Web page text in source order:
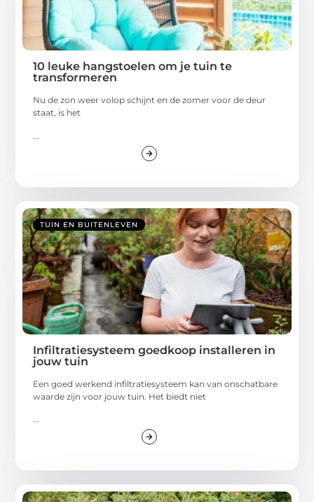
10 leuke hangstoelen om je tuin te
transformeren
Nu de zon weer volop schijnt en de zomer voor de deur
staat, is het
TUIN EN BUITENLEVEN
Infiltratiesysteem goedkoop installeren in
jouw tuin
Een goed werkend infiltratiesysteem kan van onschatbare
waarde zijn voor jouw tuin. Het biedt niet